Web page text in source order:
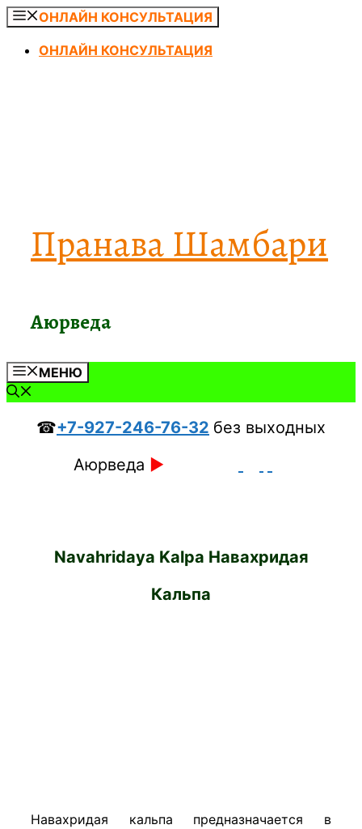
Перейти
содержимому
ОНЛАЙН КОНСУЛЬТАЦИЯ
ОНЛАЙН КОНСУЛЬТАЦИЯ
Пранава Шамбари
Аюрведа
МЕНЮ
☎+7-927-246-76-32 без выходных
Аюрведа ►
Navahridaya Kalpa Навахридая
Кальпа
Навахридая кальпа предназначается в